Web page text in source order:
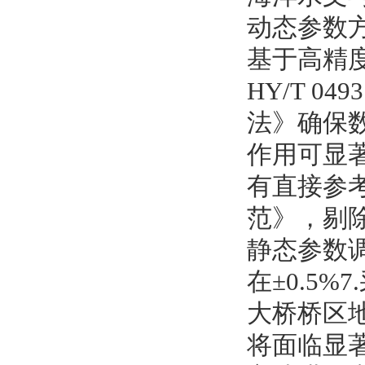
动态参数
基于高精
HY/T
法》确保
作用可显
有直接参
范》，剔
静态参数
在
大桥桥区
将面临显